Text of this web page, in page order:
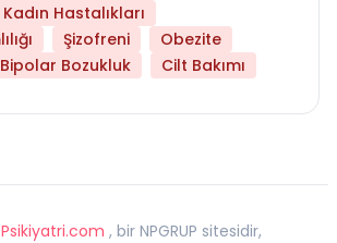
Kadın Hastalıkları
Şizofreni
Obezite
Bipolar Bozukluk Cilt Bakımı
, bir NPGRUP sitesidir,